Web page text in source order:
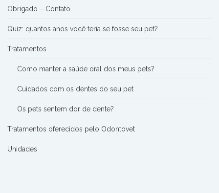
Obrigado – Contato
Quiz: quantos anos você teria se fosse seu pet?
Tratamentos
Como manter a saúde oral dos meus pets?
Cuidados com os dentes do seu pet
Os pets sentem dor de dente?
Tratamentos oferecidos pelo Odontovet
Unidades